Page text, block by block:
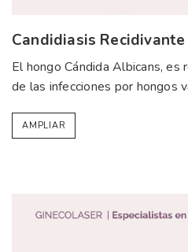
Candidiasis Recidivante
El hongo Cándida Albicans, es
de las infecciones por hongos
AMPLIAR